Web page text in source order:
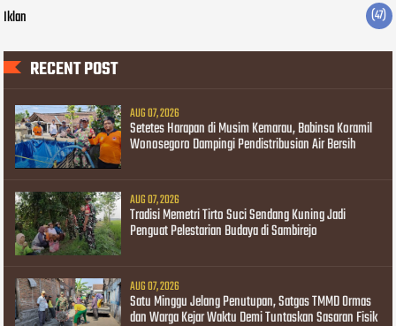
Iklan (47)
RECENT POST
AUG 07, 2026
Setetes Harapan di Musim Kemarau, Babinsa Koramil
Wonosegoro Dampingi Pendistribusian Air Bersih
AUG 07, 2026
Tradisi Memetri Tirto Suci Sendang Kuning Jadi
Penguat Pelestarian Budaya di Sambirejo
AUG 07, 2026
Satu Minggu Jelang Penutupan, Satgas TMMD Ormas
dan Warga Kejar Waktu Demi Tuntaskan Sasaran Fisik